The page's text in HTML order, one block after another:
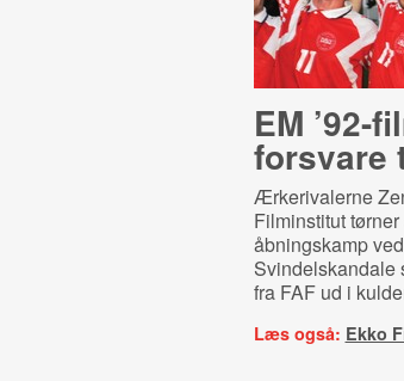
EM ’92-
forsvare
Ærkerivalerne
Filminstitut
åbningskamp
Svindelskandale
fra FAF ud i
Læs også: Ekko